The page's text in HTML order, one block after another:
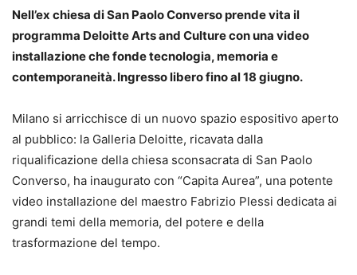
Nell’ex chiesa di San Paolo Converso prende vita il
programma Deloitte Arts and Culture con una video
installazione che fonde tecnologia, memoria e
contemporaneità. Ingresso libero fino al 18 giugno.
Milano si arricchisce di un nuovo spazio espositivo aperto
al pubblico: la Galleria Deloitte, ricavata dalla
riqualificazione della chiesa sconsacrata di San Paolo
Converso, ha inaugurato con “Capita Aurea”, una potente
video installazione del maestro Fabrizio Plessi dedicata ai
grandi temi della memoria, del potere e della
trasformazione del tempo.